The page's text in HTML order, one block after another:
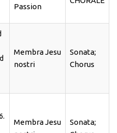
Passion
Membra Jesu
nostri
Sonata;
Chorus
Membra Jesu
Sonata;